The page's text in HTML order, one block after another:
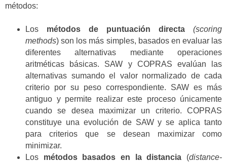
métodos:
Los métodos de puntuación directa
(scoring
methods) son los más simples, basados en evaluar las
diferentes alternativas mediante operaciones
aritméticas básicas. SAW y COPRAS evalúan las
alternativas sumando el valor normalizado de cada
criterio por su peso correspondiente. SAW es más
antiguo y permite realizar este proceso únicamente
cuando se desea maximizar un criterio. COPRAS
constituye una evolución de SAW y se aplica tanto
para criterios que se desean maximizar como
minimizar.
Los métodos basados en la distancia (distance-